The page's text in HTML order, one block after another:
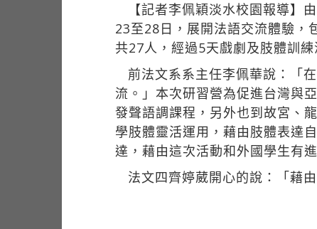
【記者李佩穎淡水校園報導】
23至28日，展開法語交流體驗，
共27人，經過5天戲劇及肢體訓
前法文系系主任李佩華說：「
流。」本次研習營為促進台灣與
發聲語調課程，另外也到故宮、
學肢體靈活運用，藉由肢體表達
達，藉由這次活動和外國學生有
法文四齊婷葳開心的說：「藉